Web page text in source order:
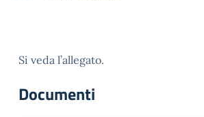
Si veda l’allegato.
Documenti